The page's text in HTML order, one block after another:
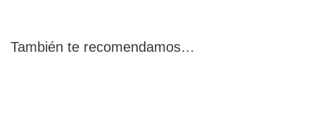
También te recomendamos…